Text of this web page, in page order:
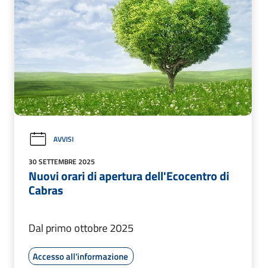
AVVISI
30 SETTEMBRE 2025
Nuovi orari di apertura dell'Ecocentro di
Cabras
Dal primo ottobre 2025
Accesso all'informazione